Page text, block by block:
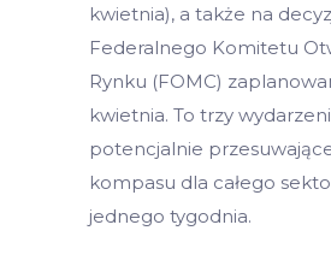
kwietnia), a także na
Federalnego Komitetu
Rynku (FOMC)
kwietnia. To trzy
potencjalnie
kompasu dla całego
jednego tygodnia.